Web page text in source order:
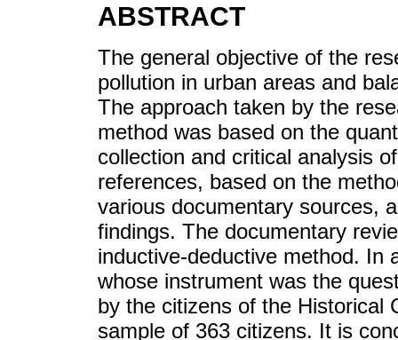
ABSTRACT
The general objective of the
pollution in urban areas and
The approach taken by the
method was based on the
collection and critical analysis
references, based on the
various documentary sources,
findings. The documentary
inductive-deductive method. In
whose instrument was the
by the citizens of the Historical
sample of 363 citizens. It is